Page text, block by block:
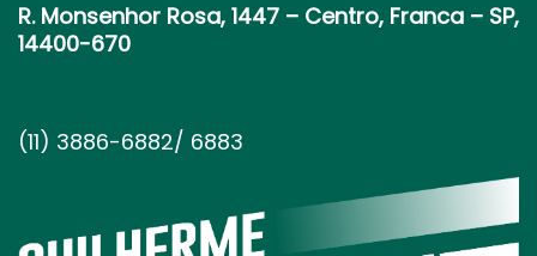
R. Monsenhor Rosa, 1447 – Centro, Franca – SP,
14400-670
(11) 3886-6882/ 6883